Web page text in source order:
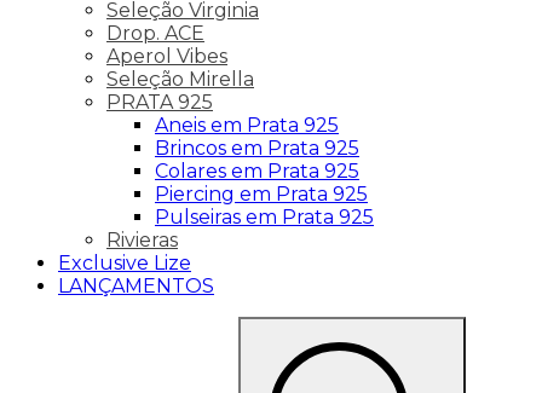
Seleção Virginia
Drop. ACE
Aperol Vibes
Seleção Mirella
PRATA 925
Aneis em Prata 925
Brincos em Prata 925
Colares em Prata 925
Piercing em Prata 925
Pulseiras em Prata 925
Rivieras
Exclusive Lize
LANÇAMENTOS